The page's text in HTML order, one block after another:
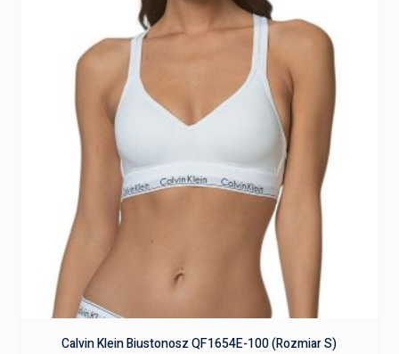
Calvin Klein Biustonosz QF1654E-100 (Rozmiar S)